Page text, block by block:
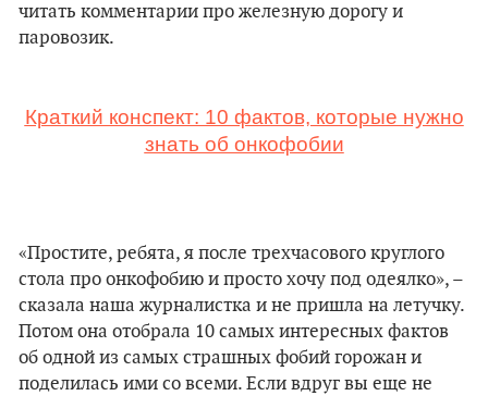
читать комментарии про железную дорогу и
паровозик.
Краткий конспект: 10 фактов, которые нужно
знать об онкофобии
«Простите, ребята, я после трехчасового круглого
стола про онкофобию и просто хочу под одеялко», –
сказала наша журналистка и не пришла на летучку.
Потом она отобрала 10 самых интересных фактов
об одной из самых страшных фобий горожан и
поделилась ими со всеми. Если вдруг вы еще не